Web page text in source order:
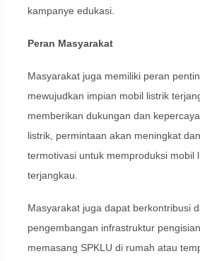
kampanye edukasi.
Peran Masyarakat
Masyarakat juga memiliki peran
mewujudkan impian mobil listrik
memberikan dukungan dan
listrik, permintaan akan meningkat
termotivasi untuk memproduksi mobil
terjangkau.
Masyarakat juga dapat berkontribusi
pengembangan infrastruktur
memasang SPKLU di rumah atau